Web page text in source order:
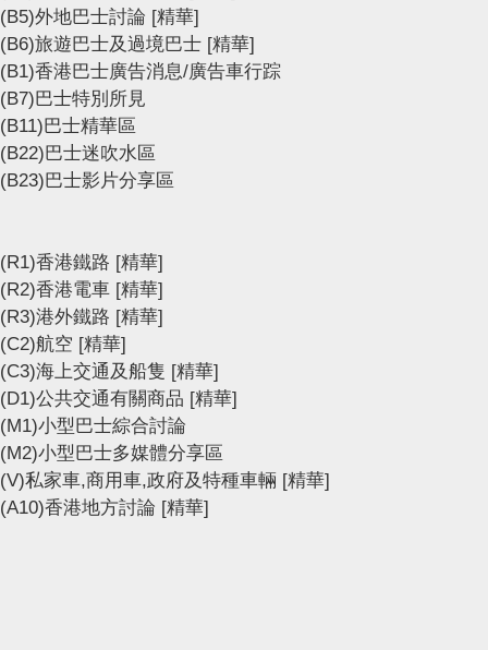
(B5)外地巴士討論 [精華]
(B6)旅遊巴士及過境巴士 [精華]
(B1)香港巴士廣告消息/廣告車行踪
(B7)巴士特別所見
(B11)巴士精華區
(B22)巴士迷吹水區
(B23)巴士影片分享區
(R1)香港鐵路 [精華]
(R2)香港電車 [精華]
(R3)港外鐵路 [精華]
(C2)航空 [精華]
(C3)海上交通及船隻 [精華]
(D1)公共交通有關商品 [精華]
(M1)小型巴士綜合討論
(M2)小型巴士多媒體分享區
(V)私家車,商用車,政府及特種車輛 [精華]
(A10)香港地方討論 [精華]